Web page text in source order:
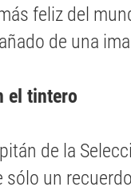
feliz del
de una
el tintero
de la
un